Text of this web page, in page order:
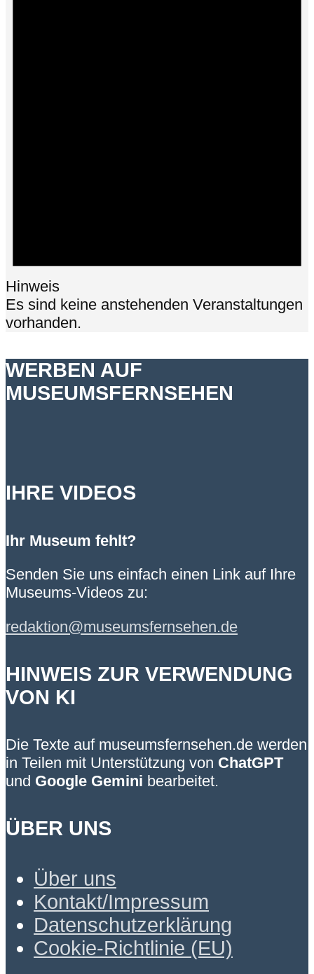
Hinweis
Es sind keine anstehenden Veranstaltungen
vorhanden.
WERBEN AUF
MUSEUMSFERNSEHEN
IHRE VIDEOS
Ihr Museum fehlt?
Senden Sie uns einfach einen Link auf Ihre
Museums-Videos zu:
redaktion@museumsfernsehen.de
HINWEIS ZUR VERWENDUNG
VON KI
Die Texte auf museumsfernsehen.de werden
in Teilen mit Unterstützung von ChatGPT
und Google Gemini bearbeitet.
ÜBER UNS
Über uns
Kontakt/Impressum
Datenschutzerklärung
Cookie-Richtlinie (EU)